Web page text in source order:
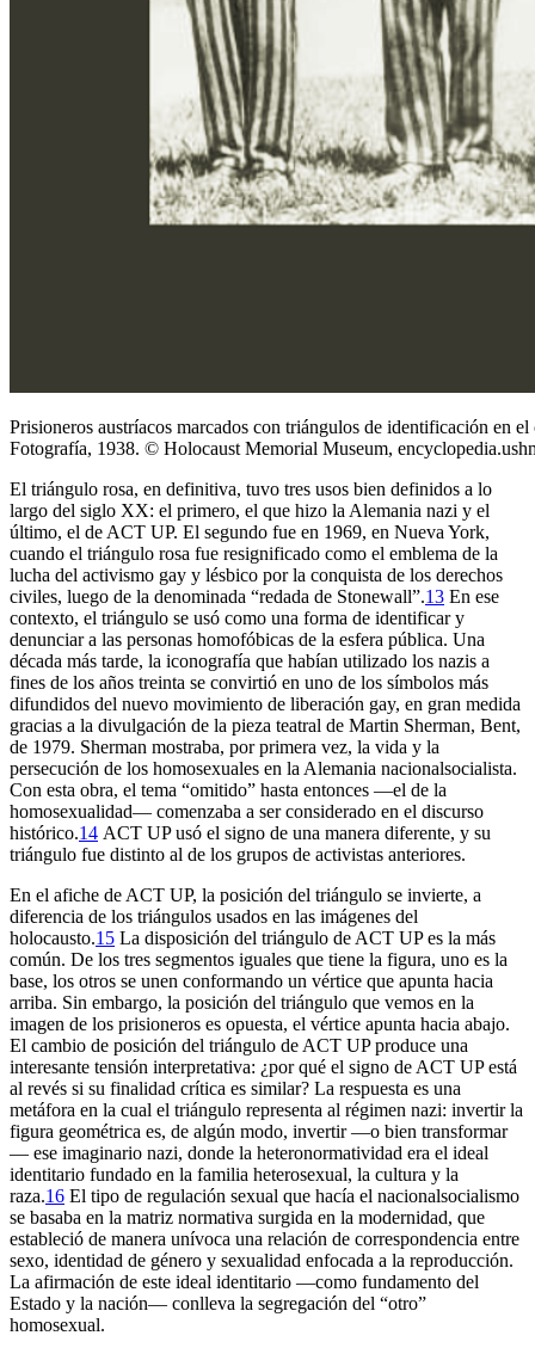
Prisioneros austríacos marcados con triángulos de identificación en
Fotografía, 1938. © Holocaust Memorial Museum,
El triángulo rosa, en definitiva, tuvo tres usos bien definidos a lo
largo del siglo XX: el primero, el que hizo la Alemania nazi y el
último, el de ACT UP. El segundo fue en 1969, en Nueva York,
cuando el triángulo rosa fue resignificado como el emblema de la
lucha del activismo gay y lésbico por la conquista de los derechos
civiles, luego de la denominada “redada de Stonewall”.13 En ese
contexto, el triángulo se usó como una forma de identificar y
denunciar a las personas homofóbicas de la esfera pública. Una
década más tarde, la iconografía que habían utilizado los nazis a
fines de los años treinta se convirtió en uno de los símbolos más
difundidos del nuevo movimiento de liberación gay, en gran medida
gracias a la divulgación de la pieza teatral de Martin Sherman, Bent,
de 1979. Sherman mostraba, por primera vez, la vida y la
persecución de los homosexuales en la Alemania nacionalsocialista.
Con esta obra, el tema “omitido” hasta entonces —el de la
homosexualidad— comenzaba a ser considerado en el discurso
histórico.14 ACT UP usó el signo de una manera diferente, y su
triángulo fue distinto al de los grupos de activistas anteriores.
En el afiche de ACT UP, la posición del triángulo se invierte, a
diferencia de los triángulos usados en las imágenes del
holocausto.15 La disposición del triángulo de ACT UP es la más
común. De los tres segmentos iguales que tiene la figura, uno es la
base, los otros se unen conformando un vértice que apunta hacia
arriba. Sin embargo, la posición del triángulo que vemos en la
imagen de los prisioneros es opuesta, el vértice apunta hacia abajo.
El cambio de posición del triángulo de ACT UP produce una
interesante tensión interpretativa: ¿por qué el signo de ACT UP está
al revés si su finalidad crítica es similar? La respuesta es una
metáfora en la cual el triángulo representa al régimen nazi: invertir la
figura geométrica es, de algún modo, invertir —o bien transformar
— ese imaginario nazi, donde la heteronormatividad era el ideal
identitario fundado en la familia heterosexual, la cultura y la
raza.16 El tipo de regulación sexual que hacía el nacionalsocialismo
se basaba en la matriz normativa surgida en la modernidad, que
estableció de manera unívoca una relación de correspondencia entre
sexo, identidad de género y sexualidad enfocada a la reproducción.
La afirmación de este ideal identitario —como fundamento del
Estado y la nación— conlleva la segregación del “otro”
homosexual.